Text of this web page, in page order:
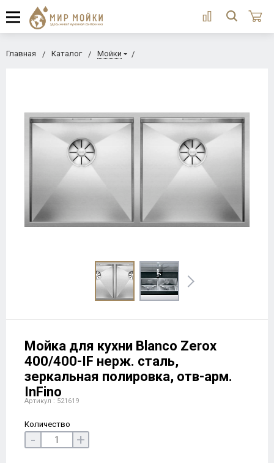
Главная Каталог Мойки
Мойка для кухни Blanco Zerox
400/400-IF нерж. сталь,
зеркальная полировка, отв-арм.
InFino
Артикул : 521619
Количество
- +